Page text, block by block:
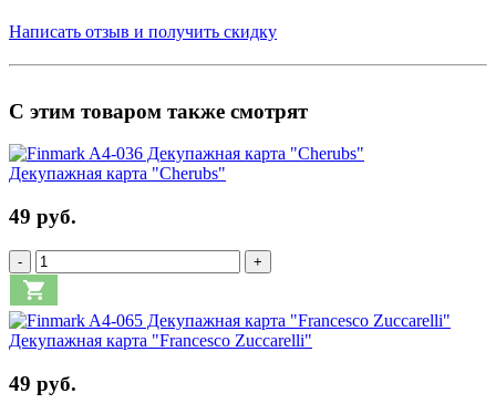
Написать отзыв и получить скидку
С этим товаром также смотрят
Декупажная карта "Cherubs"
49 руб.
- +
Декупажная карта "Francesco Zuccarelli"
49 руб.